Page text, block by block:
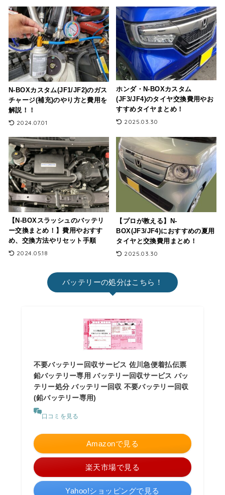
N-BOXカスタム(JF1/JF2)のガス
チャージ(補充)のやり方と費用を
解説！！
2024.07.01
ホンダ・N-BOXカスタム
(JF3/JF4)のタイヤ交換費用やお
すすめタイヤまとめ！
2025.03.30
【N-BOXスラッシュのバッテリ
ー交換まとめ！】費用やおすす
め、交換方法やリセット手順
2024.05.18
【プロが教える】N-
BOX(JF3/JF4)におすすめの夏用
タイヤと交換費用まとめ！
2025.03.30
バッテリーの処分はこちら！
不要バッテリー回収サービス 佐川急便着払伝票
鉛バッテリー専用 バッテリー回収サービス バッ
テリー処分 バッテリー回収 不要バッテリー回収
(鉛バッテリー専用)
口コミを見る
Amazonで見る
楽天市場で見る
Yahoo!ショッピングで見る